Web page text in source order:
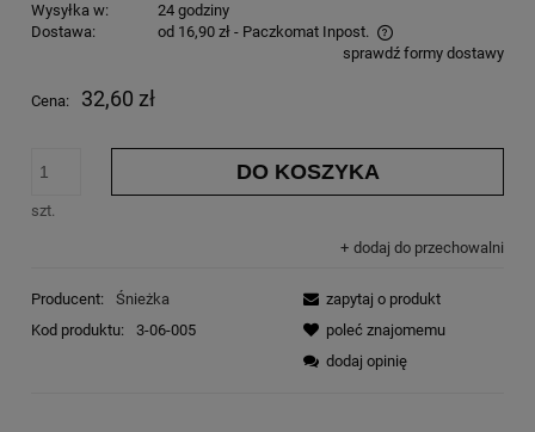
Wysyłka w:
24 godziny
Dostawa:
od 16,90 zł - Paczkomat Inpost.
sprawdź formy dostawy
Cena: 32,60 zł
szt.
DO KOSZYKA
dodaj do przechowalni
Producent:
Śnieżka
Kod produktu:
3-06-005
zapytaj o produkt
poleć znajomemu
dodaj opinię